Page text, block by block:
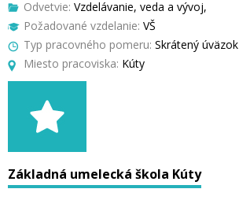
Odvetvie: Vzdelávanie, veda a vývoj,
Požadované vzdelanie: VŠ
Typ pracovného pomeru: Skrátený úväzok
Miesto pracoviska: Kúty
Základná umelecká škola Kúty